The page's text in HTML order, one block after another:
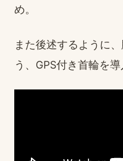
め。
また後述するように
う、GPS付き首輪を